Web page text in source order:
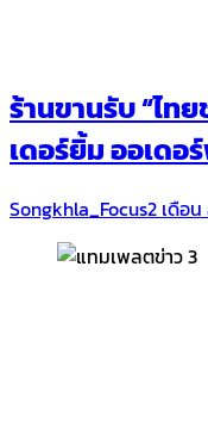
ร้านขานรับ “ไท
เดอร์ยิ้ม ออเดอ
Songkhla_Focus2 เดือ